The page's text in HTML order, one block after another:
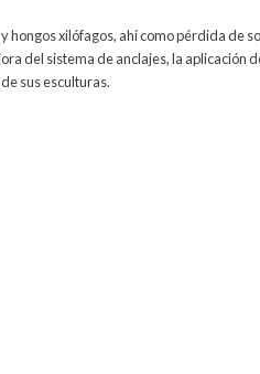
hongos xilófagos, ahí como pérdida de
del sistema de anclajes, la aplicación
sus esculturas.